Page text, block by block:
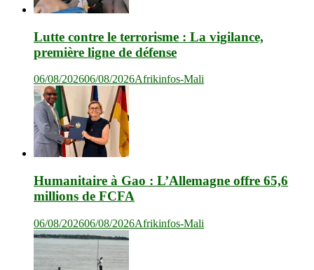
Lutte contre le terrorisme : La vigilance,
première ligne de défense
06/08/202606/08/2026Afrikinfos-Mali
Humanitaire à Gao : L’Allemagne offre 65,6
millions de FCFA
06/08/202606/08/2026Afrikinfos-Mali